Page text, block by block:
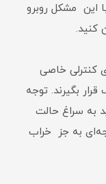
این مشکل روبرو
کنید.
کنترلی خاصی
بگیرند. توجه
به سراغ حالت
به جز خراب